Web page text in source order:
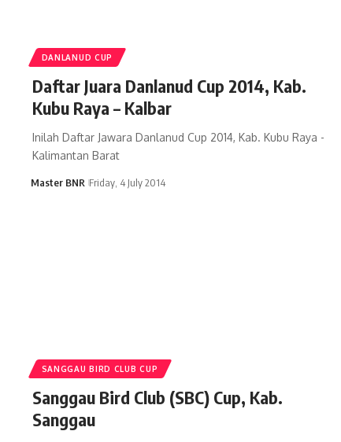
DANLANUD CUP
Daftar Juara Danlanud Cup 2014, Kab.
Kubu Raya – Kalbar
Inilah Daftar Jawara Danlanud Cup 2014, Kab. Kubu Raya -
Kalimantan Barat
Master BNR Friday, 4 July 2014
SANGGAU BIRD CLUB CUP
Sanggau Bird Club (SBC) Cup, Kab.
Sanggau